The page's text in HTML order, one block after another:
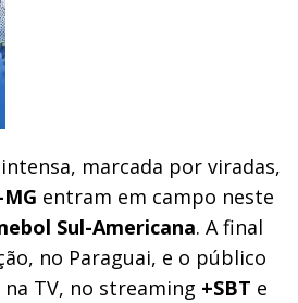
marcada por viradas,
entram em campo neste
Sul-Americana. A final
no Paraguai, e o público
TV, no streaming +SBT e